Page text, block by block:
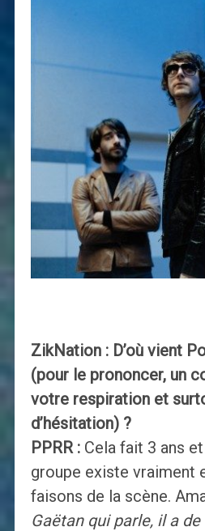
ZikNation : D’où vient
(pour le prononcer, un
votre respiration et
d’hésitation) ?
PPRR :Cela fait 3 ans
groupe existe vraiment
faisons de la scène.
Gaëtan qui parle, il a